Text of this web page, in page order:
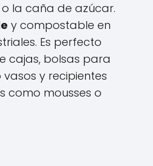
la caña de azúcar.
y compostable en
Es perfecto
cajas, bolsas para
y recipientes
como mousses o